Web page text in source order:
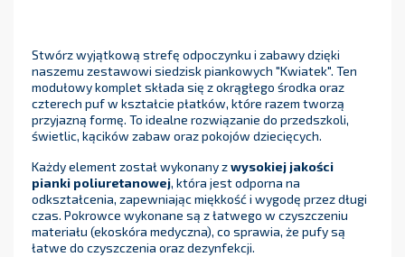
Stwórz wyjątkową strefę odpoczynku i zabawy dzięki
naszemu zestawowi siedzisk piankowych "Kwiatek". Ten
modułowy komplet składa się z okrągłego środka oraz
czterech puf w kształcie płatków, które razem tworzą
przyjazną formę. To idealne rozwiązanie do przedszkoli,
świetlic, kącików zabaw oraz pokojów dziecięcych.
Każdy element został wykonany zwysokiej jakości
pianki poliuretanowej, która jest odporna na
odkształcenia, zapewniając miękkość i wygodę przez długi
czas. Pokrowce wykonane są z łatwego w czyszczeniu
materiału (ekoskóra medyczna), co sprawia, że pufy są
łatwe do czyszczenia oraz dezynfekcji.